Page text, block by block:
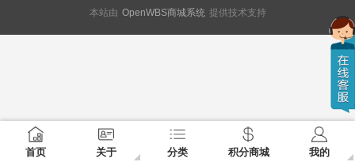
首页 关于 分类 积分商城 我的
本站由 OpenWBS商城系统 提供技术支持